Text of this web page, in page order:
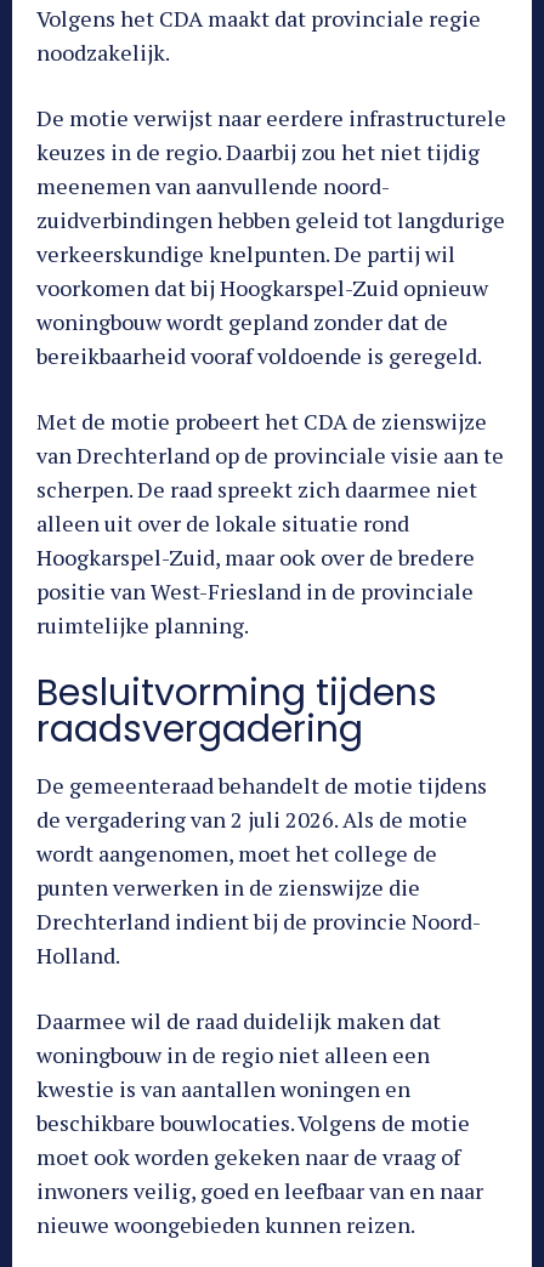
Volgens het CDA maakt dat provinciale regie
noodzakelijk.
De motie verwijst naar eerdere infrastructurele
keuzes in de regio. Daarbij zou het niet tijdig
meenemen van aanvullende noord-
zuidverbindingen hebben geleid tot langdurige
verkeerskundige knelpunten. De partij wil
voorkomen dat bij Hoogkarspel-Zuid opnieuw
woningbouw wordt gepland zonder dat de
bereikbaarheid vooraf voldoende is geregeld.
Met de motie probeert het CDA de zienswijze
van Drechterland op de provinciale visie aan te
scherpen. De raad spreekt zich daarmee niet
alleen uit over de lokale situatie rond
Hoogkarspel-Zuid, maar ook over de bredere
positie van West-Friesland in de provinciale
ruimtelijke planning.
Besluitvorming tijdens
raadsvergadering
De gemeenteraad behandelt de motie tijdens
de vergadering van 2 juli 2026. Als de motie
wordt aangenomen, moet het college de
punten verwerken in de zienswijze die
Drechterland indient bij de provincie Noord-
Holland.
Daarmee wil de raad duidelijk maken dat
woningbouw in de regio niet alleen een
kwestie is van aantallen woningen en
beschikbare bouwlocaties. Volgens de motie
moet ook worden gekeken naar de vraag of
inwoners veilig, goed en leefbaar van en naar
nieuwe woongebieden kunnen reizen.